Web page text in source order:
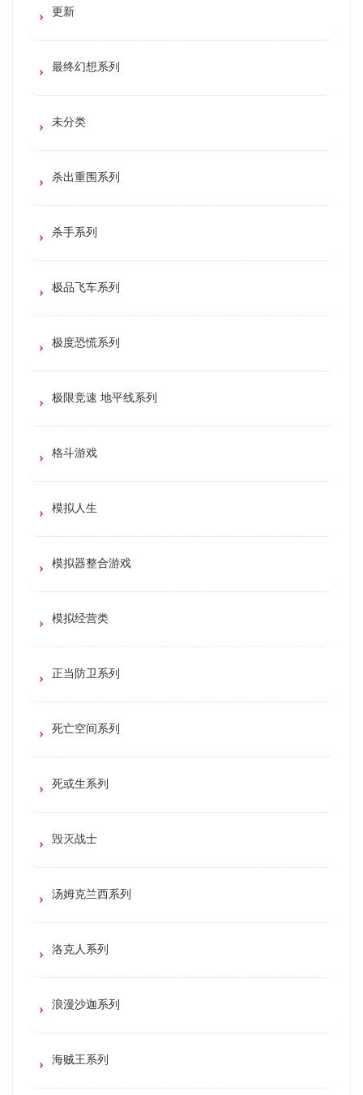
更新
最终幻想系列
未分类
杀出重围系列
杀手系列
极品飞车系列
极度恐慌系列
极限竞速 地平线系列
格斗游戏
模拟人生
模拟器整合游戏
模拟经营类
正当防卫系列
死亡空间系列
死或生系列
毁灭战士
汤姆克兰西系列
洛克人系列
浪漫沙迦系列
海贼王系列